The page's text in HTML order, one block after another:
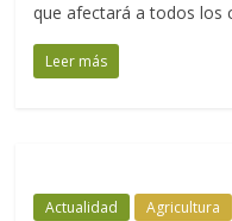
que afectará a todos los
Leer más
Actualidad Agricultura